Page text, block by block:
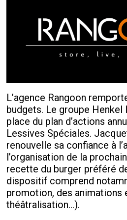
L’agence Rangoon
budgets. Le groupe Henkel
place du plan d’actions
Lessives Spéciales.
renouvelle sa confiance à
l’organisation de la
recette du burger préféré
dispositif comprend
promotion, des animations
théâtralisation…).